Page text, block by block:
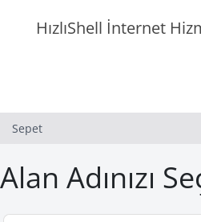
HızlıShell İnternet
Sepet
Alan Adınızı